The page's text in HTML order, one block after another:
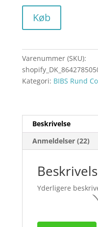
Køb
Varenummer (SKU):
Kategori: BIBS Rund
Beskrivelse
Anmeldelser (22)
Yderligere